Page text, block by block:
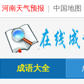
河南天气预报 中国地图
成语大全